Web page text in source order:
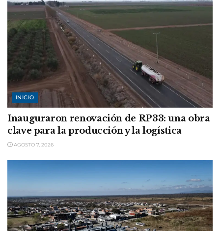
INICIO
Inauguraron renovación de RP33: una obra
clave para la producción y la logística
AGOSTO 7, 2026